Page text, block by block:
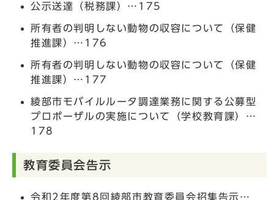
公示送達（税務課）…175
所有者の判明しない動物の収容について（保健
推進課）…176
所有者の判明しない動物の収容について（保健
推進課）…177
綾部市モバイルルータ調達業務に関する公募型
プロポーザルの実施について（学校教育課）…
178
教育委員会告示
令和2年度第8回綾部市教育委員会招集告示…